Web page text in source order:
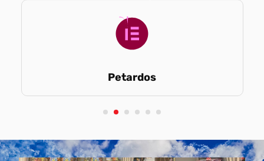
Petardos
4 5 6